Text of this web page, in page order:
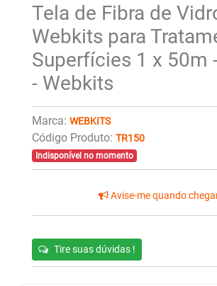
Tela de Fibra de
Webkits para
Superfícies 1 x 50m
- Webkits
Marca: WEBKITS
Código Produto: TR150
Indisponível no momento
Avise-me quando
Tire suas dúvidas !